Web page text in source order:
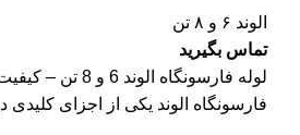
الوند ۶ و ۸ تن
تماس بگیرید
لوله فارسونگاه
فارسونگاه الوند یکی از اجزای کلیدی